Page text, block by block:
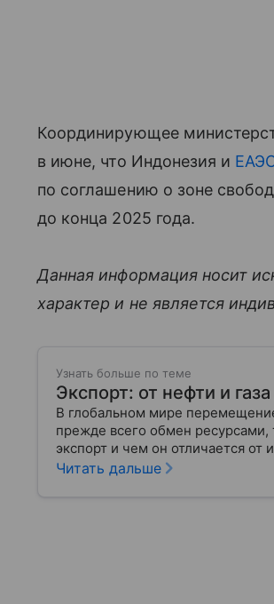
Координирующее
в июне, что Индонезия и
по соглашению о зоне
до конца 2025 года.
Данная информация носит
характер и не является
Узнать больше по теме
Экспорт: от нефти и
В глобальном мире
прежде всего обмен ресурсами,
экспорт и чем он отличается от
Читать дальше